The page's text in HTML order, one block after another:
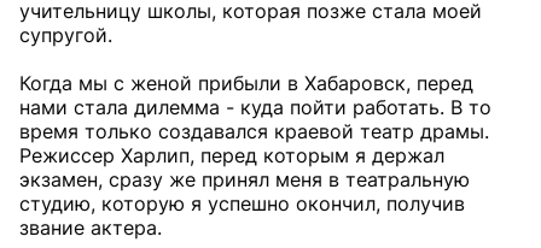
учительницу школы, которая позже стала моей
супругой.
Когда мы с женой прибыли в Хабаровск, перед
нами стала дилемма - куда пойти работать. В то
время только создавался краевой театр драмы.
Режиссер Харлип, перед которым я держал
экзамен, сразу же принял меня в театральную
студию, которую я успешно окончил, получив
звание актера.